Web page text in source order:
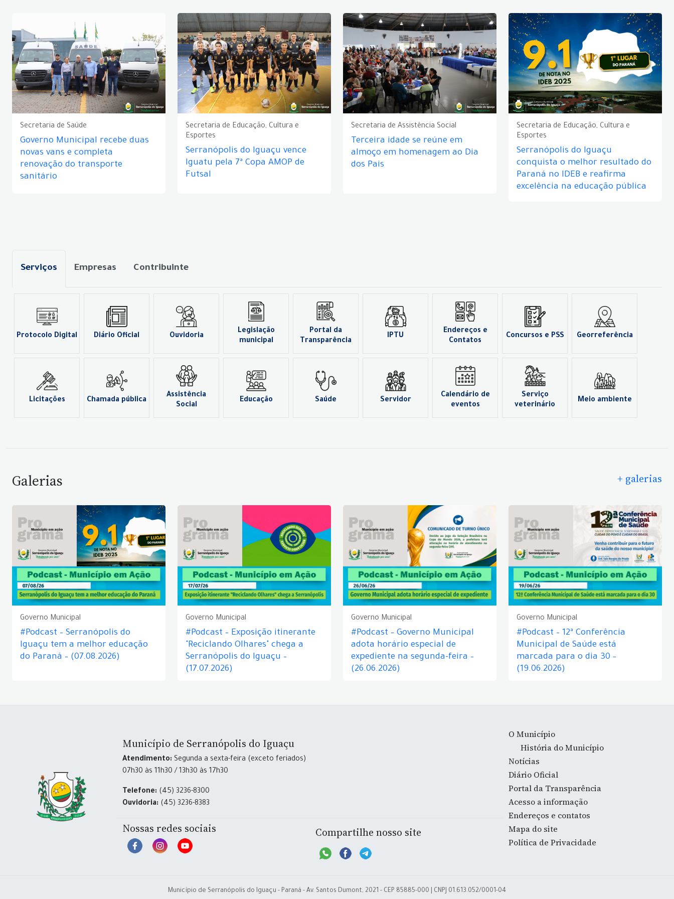
Secretaria de Saúde
Governo Municipal recebe duas
novas vans e completa
renovação do transporte
sanitário
Secretaria de Educação, Cultura e
Esportes
Serranópolis do Iguaçu vence
Iguatu pela 7ª Copa AMOP de
Futsal
Secretaria de Assistência Social
Terceira idade se reúne em
almoço em homenagem ao Dia
dos Pais
Secretaria de Educação, Cultura e
Esportes
Serranópolis do Iguaçu
conquista o melhor resultado do
Paraná no IDEB e reafirma
excelência na educação pública
Serviços Empresas Contribuinte
Protocolo Digital Diário Oficial Ouvidoria
Legislação
municipal
Portal da
Transparência
IPTU
Endereços e
Contatos
Concursos e PSS Georreferência
Licitações Chamada pública
Assistência
Social
Educação Saúde Servidor
Calendário de
eventos
Serviço
veterinário
Meio ambiente
Galerias + galerias
Governo Municipal
#Podcast – Serranópolis do
Iguaçu tem a melhor educação
do Paraná – (07.08.2026)
Governo Municipal
#Podcast – Exposição itinerante
"Reciclando Olhares" chega a
Serranópolis do Iguaçu –
(17.07.2026)
Governo Municipal
#Podcast – Governo Municipal
adota horário especial de
expediente na segunda-feira –
(26.06.2026)
Governo Municipal
#Podcast – 12ª Conferência
Municipal de Saúde está
marcada para o dia 30 –
(19.06.2026)
Município de Serranópolis do Iguaçu
Atendimento: Segunda a sexta-feira (exceto feriados)
07h30 às 11h30 / 13h30 às 17h30
Telefone: (45) 3236-8300
Ouvidoria: (45) 3236-8383
Nossas redes sociais Compartilhe nosso site
O Município
História do Município
Notícias
Diário Oficial
Portal da Transparência
Acesso a informação
Endereços e contatos
Mapa do site
Política de Privacidade
Município de Serranópolis do Iguaçu - Paraná - Av. Santos Dumont, 2021 - CEP 85885-000 | CNPJ 01.613.052/0001-04